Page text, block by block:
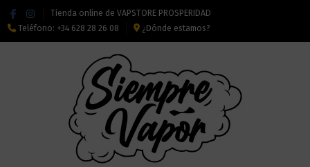
Tienda online de VAPSTORE PROSPERIDAD
Teléfono: +34 628 28 26 08 ¿Dónde estamos?